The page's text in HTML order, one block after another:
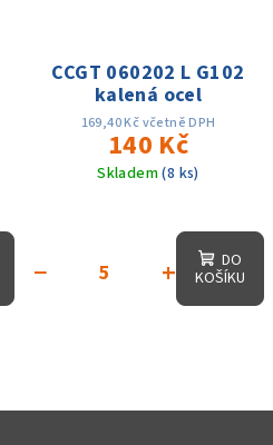
CCGT 060202 L G102
kalená ocel
169,40 Kč včetně DPH
140 Kč
Skladem(8 ks)
+
−
DO
KOŠÍKU